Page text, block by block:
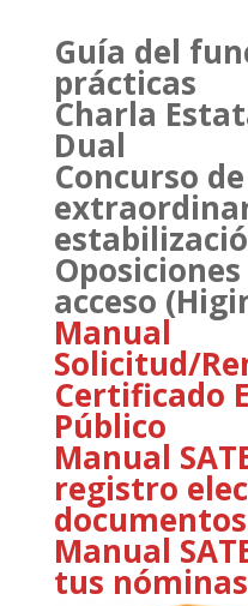
Guía del
prácticas
Charla
Dual
Concurso
acceso
Manual
Solicitud/
Certificado
Público
Manual
registro
documentos
Manual
tus nóminas